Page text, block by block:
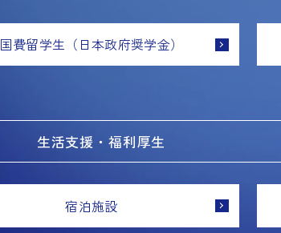
国費留学生（日本政府奨学金）
生活支援・福利厚生
宿泊施設